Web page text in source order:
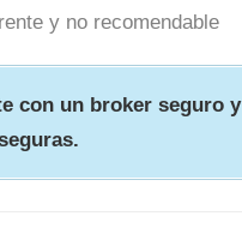
y no recomendable
con un broker seguro y